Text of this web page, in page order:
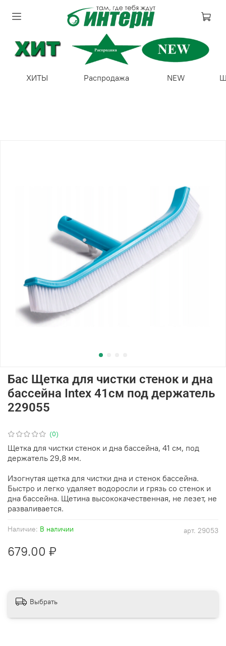
ХИТЫ Распродажа NEW
(0)
арт. 29053
Наличие: В наличии
Бас Щетка для чистки стенок и дна
бассейна Intex 41см под держатель
229055
679.00 ₽
Щетка для чистки стенок и дна бассейна, 41 см, под
держатель 29,8 мм.
Изогнутая щетка для чистки дна и стенок бассейна.
Быстро и легко удаляет водоросли и грязь со стенок и
дна бассейна. Щетина высококачественная, не лезет, не
разваливается.
Выбрать